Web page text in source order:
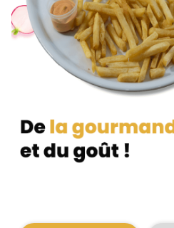
Zones de Livraison